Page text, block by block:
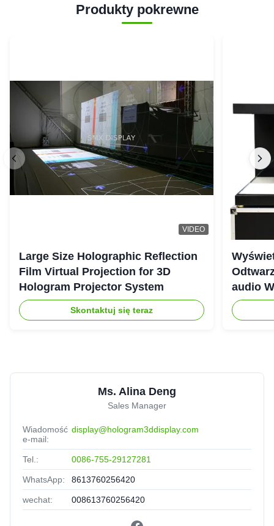
Produkty pokrewne
VIDEO
Large Size Holographic Reflection
Film Virtual Projection for 3D
Hologram Projector System
Skontaktuj się teraz
audio
Ms. Alina Deng
Sales Manager
Wiadomość
e-mail:
display@hologram3ddisplay.com
Tel.: 0086-755-29127281
WhatsApp: 8613760256420
wechat: 008613760256420